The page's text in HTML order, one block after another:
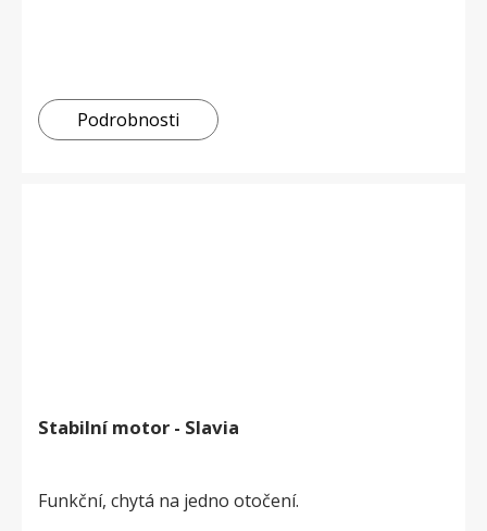
Podrobnosti
Stabilní motor - Slavia
Funkční, chytá na jedno otočení.